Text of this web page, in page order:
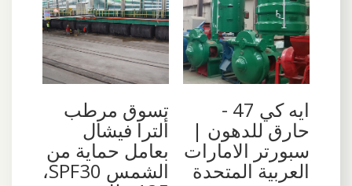
ايه كي 47 -
حارق للدهون |
سبورتر الامارات
العربية المتحدة
تسوق مرطب
ألترا فيشال
بعامل حماية من
الشمس SPF30‏،